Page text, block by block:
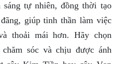
sáng tự nhiên, đồng thời tạo
giúp tinh thần làm việc
thoải mái hơn. Hãy chọn
sóc và chịu được ánh